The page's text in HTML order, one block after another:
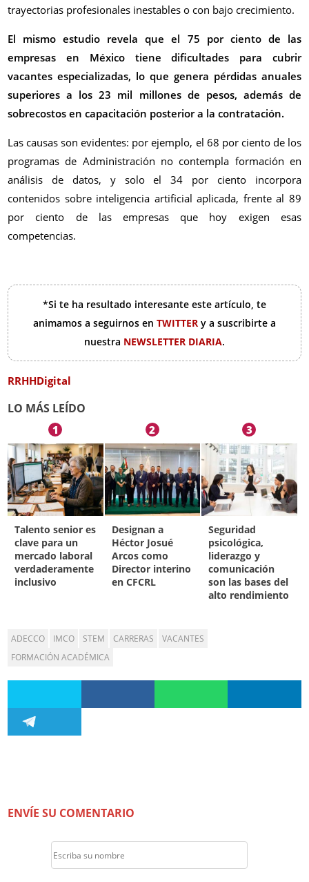
trayectorias profesionales inestables o con bajo crecimiento.
El mismo estudio revela que el 75 por ciento de las
empresas en México tiene dificultades para cubrir
vacantes especializadas, lo que genera pérdidas anuales
superiores a los 23 mil millones de pesos, además de
sobrecostos en capacitación posterior a la contratación.
Las causas son evidentes: por ejemplo, el 68 por ciento de los
programas de Administración no contempla formación en
análisis de datos, y solo el 34 por ciento incorpora
contenidos sobre inteligencia artificial aplicada, frente al 89
por ciento de las empresas que hoy exigen esas
competencias.
*Si te ha resultado interesante este artículo, te
animamos a seguirnos en TWITTER y a suscribirte a
nuestra NEWSLETTER DIARIA.
RRHHDigital
LO MÁS LEÍDO
1
Talento senior es
clave para un
mercado laboral
verdaderamente
inclusivo
2
Designan a
Héctor Josué
Arcos como
Director interino
en CFCRL
3
Seguridad
psicológica,
liderazgo y
comunicación
son las bases del
alto rendimiento
ADECCO IMCO STEM CARRERAS
VACANTES
FORMACIÓN ACADÉMICA
ENVÍE SU COMENTARIO